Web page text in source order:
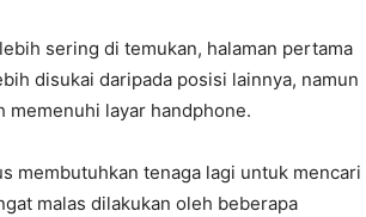
sering di temukan, halaman pertama
disukai daripada posisi lainnya, namun
memenuhi layar handphone.
membutuhkan tenaga lagi untuk mencari
malas dilakukan oleh beberapa